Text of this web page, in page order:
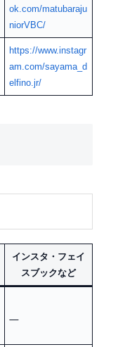
ok.com/matubaraju
niorVBC/
https://www.instagr
am.com/sayama_d
elfino.jr/
インスタ・フェイ
スブックなど